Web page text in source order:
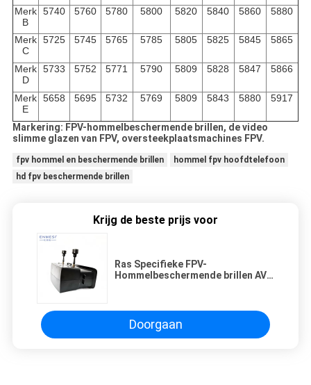
Merk
B
5740 5760 5780 5800 5820 5840 5860 5880
Merk
C
5725 5745 5765 5785 5805 5825 5845 5865
Merk
D
5733 5752 5771 5790 5809 5828 5847 5866
Merk
E
5658 5695 5732 5769 5809 5843 5880 5917
Markering: FPV-hommelbeschermende brillen, de video
slimme glazen van FPV, oversteekplaatsmachines FPV.
fpv hommel en beschermende brillen
hommel fpv hoofdtelefoon
hd fpv beschermende brillen
Krijg de beste prijs voor
Ras Specifieke FPV-
Hommelbeschermende brillen AV
Doorgaan